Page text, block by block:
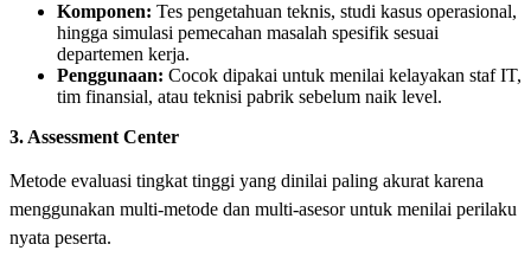
Komponen: Tes pengetahuan teknis, studi kasus operasional,
hingga simulasi pemecahan masalah spesifik sesuai
departemen kerja.
Penggunaan: Cocok dipakai untuk menilai kelayakan staf IT,
tim finansial, atau teknisi pabrik sebelum naik level.
3. Assessment Center
Metode evaluasi tingkat tinggi yang dinilai paling akurat karena
menggunakan multi-metode dan multi-asesor untuk menilai perilaku
nyata peserta.